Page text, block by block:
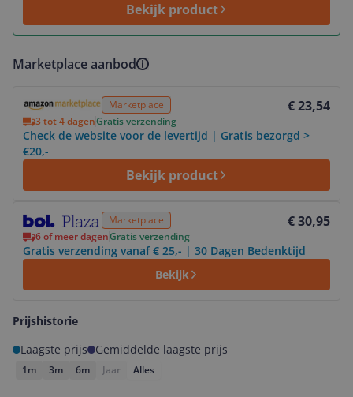
Bekijk product
Marketplace aanbod
Marketplace € 23,54
3 tot 4 dagenGratis verzending
Check de website voor de levertijd | Gratis bezorgd >
€20,-
Bekijk product
Marketplace € 30,95
6 of meer dagenGratis verzending
Gratis verzending vanaf € 25,- | 30 Dagen Bedenktijd
Bekijk
Prijshistorie
Laagste prijs
Gemiddelde laagste prijs
1m 3m 6m Jaar Alles